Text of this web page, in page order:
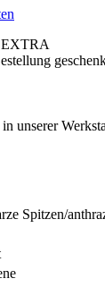
EXTRA
unserer
Spitzen/